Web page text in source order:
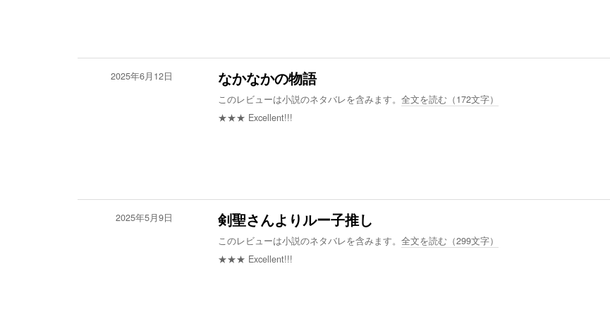
2025年6月12日 なかなかの物語
このレビューは小説のネタバレを含みます。 全文を読む（172文字）
★★★ Excellent!!!
2025年5月9日 剣聖さんよりルー子推し
このレビューは小説のネタバレを含みます。 全文を読む（299文字）
★★★ Excellent!!!